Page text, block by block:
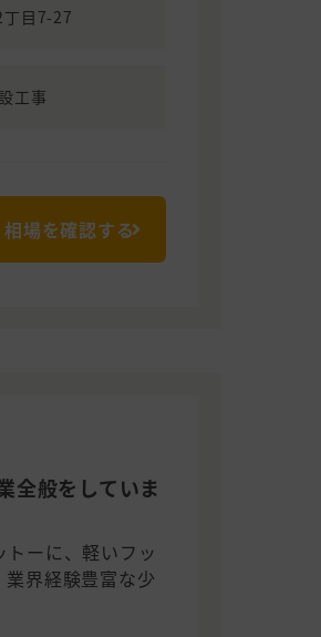
目7-27
工事
相場を確認する
全般をしていま
ーに、軽いフッ
界経験豊富な少